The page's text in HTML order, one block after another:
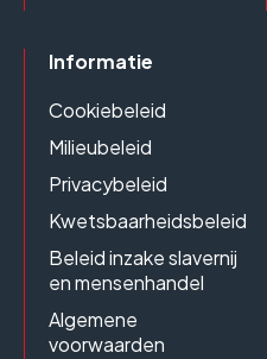
Informatie
Cookiebeleid
Milieubeleid
Privacybeleid
Kwetsbaarheidsbeleid
Beleid inzake slavernij
en mensenhandel
Algemene
voorwaarden